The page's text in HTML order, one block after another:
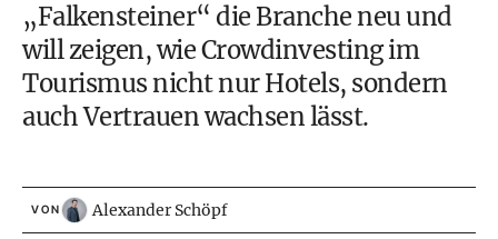
„Falkensteiner“ die Branche neu und
will zeigen, wie Crowdinvesting im
Tourismus nicht nur Hotels, sondern
auch Vertrauen wachsen lässt.
VON Alexander Schöpf